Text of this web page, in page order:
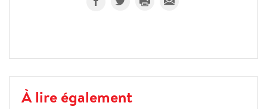
À lire également